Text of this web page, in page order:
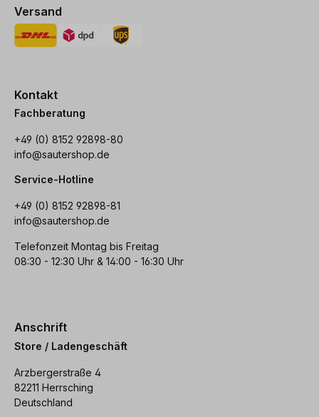
Versand
Kontakt
Fachberatung
+49 (0) 8152 92898-80
info@sautershop.de
Service-Hotline
+49 (0) 8152 92898-81
info@sautershop.de
Telefonzeit Montag bis Freitag
08:30 - 12:30 Uhr & 14:00 - 16:30 Uhr
Anschrift
Store / Ladengeschäft
Arzbergerstraße 4
82211 Herrsching
Deutschland